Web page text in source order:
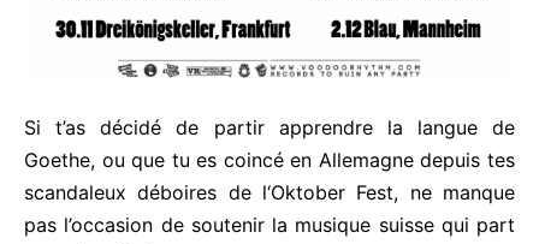
Si t’as décidé de partir apprendre la langue de
Goethe, ou que tu es coincé en Allemagne depuis tes
scandaleux déboires de l‘Oktober Fest, ne manque
pas l’occasion de soutenir la musique suisse qui part